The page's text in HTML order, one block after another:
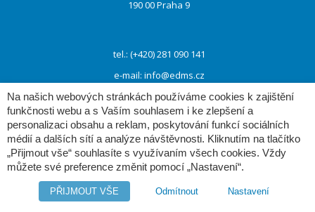
190 00 Praha 9
tel.: (+420) 281 090 141
e-mail: info@edms.cz
www:www.e-dms.cz
www: www.digres.cz
Na našich webových stránkách používáme cookies k zajištění
funkčnosti webu a s Vaším souhlasem i ke zlepšení a
personalizaci obsahu a reklam, poskytování funkcí sociálních
médií a dalších sítí a analýze návštěvnosti. Kliknutím na tlačítko
„Přijmout vše“ souhlasíte s využívaním všech cookies. Vždy
můžete své preference změnit pomocí „Nastavení“.
PŘIJMOUT VŠE Odmítnout Nastavení